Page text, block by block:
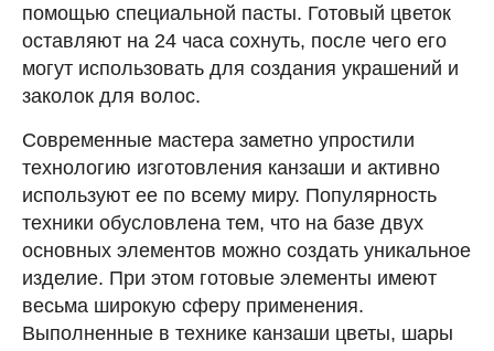
помощью специальной пасты. Готовый цветок
оставляют на 24 часа сохнуть, после чего его
могут использовать для создания украшений и
заколок для волос.
Современные мастера заметно упростили
технологию изготовления канзаши и активно
используют ее по всему миру. Популярность
техники обусловлена тем, что на базе двух
основных элементов можно создать уникальное
изделие. При этом готовые элементы имеют
весьма широкую сферу применения.
Выполненные в технике канзаши цветы, шары